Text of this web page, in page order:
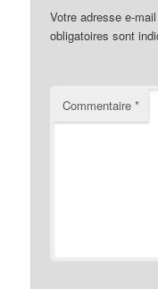
Votre adresse e-
obligatoires sont
Commentaire*